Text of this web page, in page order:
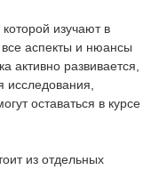
изучают в
аспекты и нюансы
активно развивается,
исследования,
оставаться в курсе
из отдельных